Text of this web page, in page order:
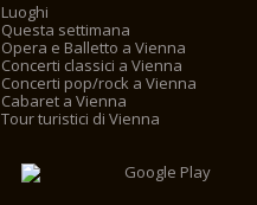
Luoghi
Questa settimana
Opera e Balletto a Vienna
Concerti classici a Vienna
Concerti pop/rock a Vienna
Cabaret a Vienna
Tour turistici di Vienna